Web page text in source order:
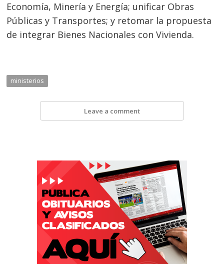
Economía, Minería y Energía; unificar Obras
Públicas y Transportes; y retomar la propuesta
de integrar Bienes Nacionales con Vivienda.
ministerios
Leave a comment